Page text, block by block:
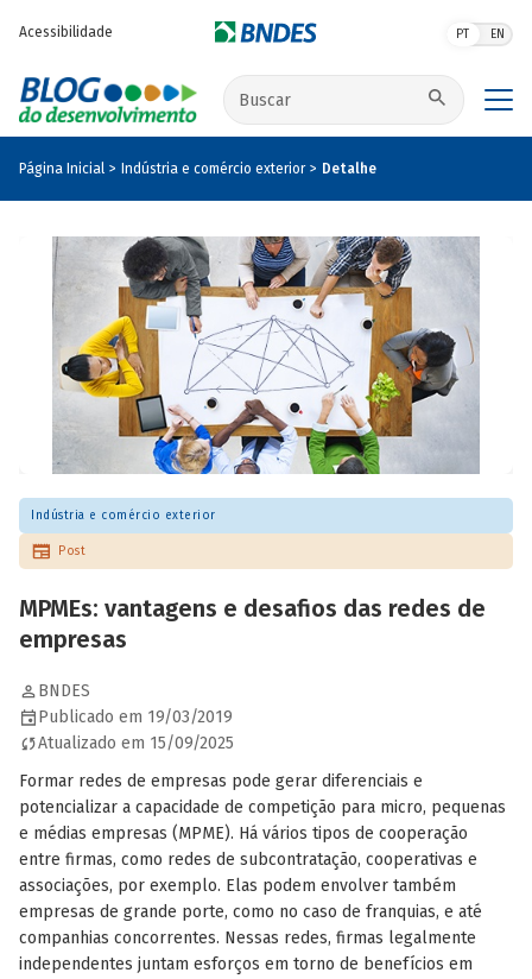
Acessibilidade PT EN
Buscar no site
Página Inicial Indústria e comércio exterior Detalhe
Indústria e comércio exterior
Post
MPMEs: vantagens e desafios das redes de
empresas
BNDES
Publicado em 19/03/2019
Atualizado em 15/09/2025
Formar redes de empresas pode gerar diferenciais e
potencializar a capacidade de competição para micro, pequenas
e médias empresas (MPME). Há vários tipos de cooperação
entre firmas, como redes de subcontratação, cooperativas e
associações, por exemplo. Elas podem envolver também
empresas de grande porte, como no caso de franquias, e até
companhias concorrentes. Nessas redes, firmas legalmente
independentes juntam esforços em torno de benefícios em